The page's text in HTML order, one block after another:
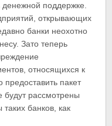
поддержке.
открывающих
банки неохотно
Зато теперь
относящихся к
предоставить пакет
будут рассмотрены
банков, как